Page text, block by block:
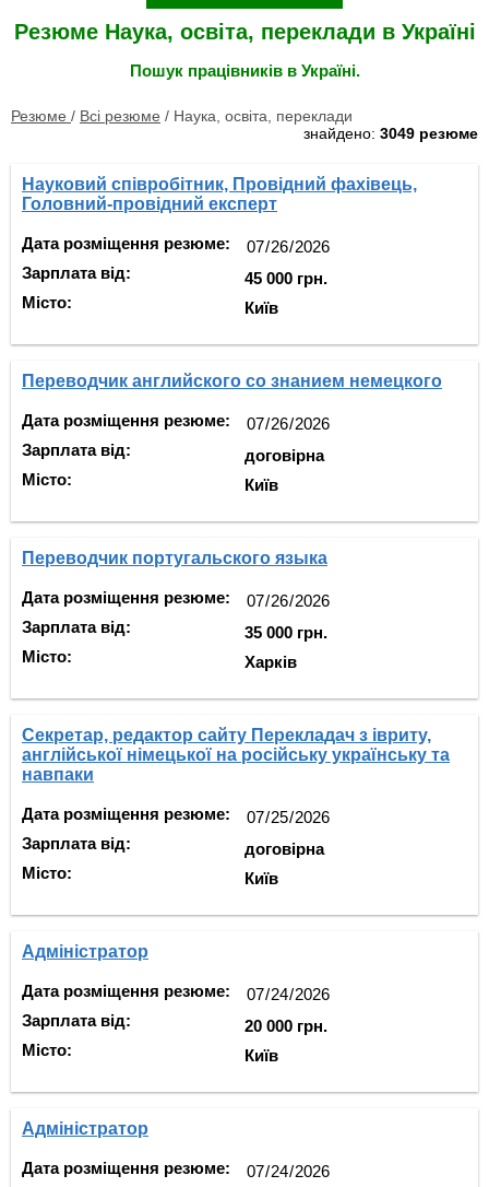
Резюме Наука, освіта, переклади в Україні
Пошук працівників в Україні.
Резюме / Всі резюме / Наука, освіта, переклади
знайдено: 3049 резюме
Науковий співробітник, Провідний фахівець,
Головний-провідний експерт
Дата розміщення резюме:
Зарплата від:
Місто:
45 000 грн.
Київ
Переводчик английского со знанием немецкого
Дата розміщення резюме:
Зарплата від:
Місто:
договірна
Київ
Переводчик португальского языка
Дата розміщення резюме:
Зарплата від:
Місто:
35 000 грн.
Харків
Секретар, редактор сайту Перекладач з івриту,
англійської німецької на російську українську та
навпаки
Дата розміщення резюме:
Зарплата від:
Місто:
договірна
Київ
Адміністратор
Дата розміщення резюме:
Зарплата від:
Місто:
20 000 грн.
Київ
Адміністратор
Дата розміщення резюме: